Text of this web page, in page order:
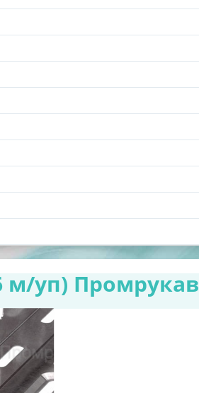
м/уп) Промрукав